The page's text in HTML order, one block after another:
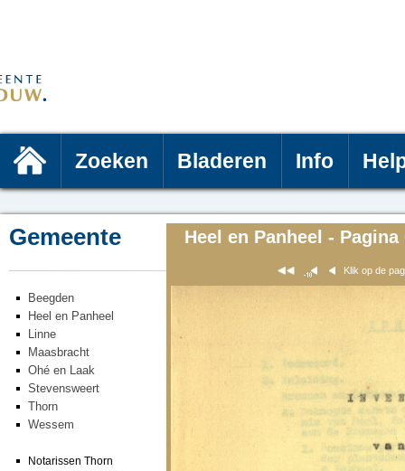
Zoeken Bladeren Info
Gemeente
Beegden
Heel en Panheel
Linne
Maasbracht
Ohé en Laak
Stevensweert
Thorn
Wessem
Notarissen Thorn
Heel en Panheel - Pagina
Klik op de